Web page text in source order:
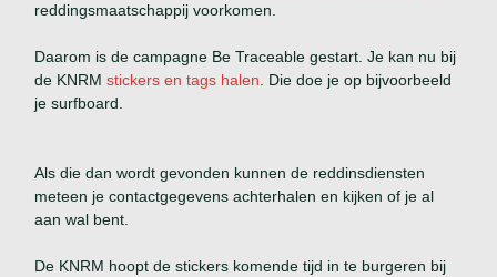
reddingsmaatschappij voorkomen.
Daarom is de campagne Be Traceable gestart. Je kan nu bij
de KNRMstickers en tags halen. Die doe je op bijvoorbeeld
je surfboard.
Als die dan wordt gevonden kunnen de reddinsdiensten
meteen je contactgegevens achterhalen en kijken of je al
aan wal bent.
De KNRM hoopt de stickers komende tijd in te burgeren bij